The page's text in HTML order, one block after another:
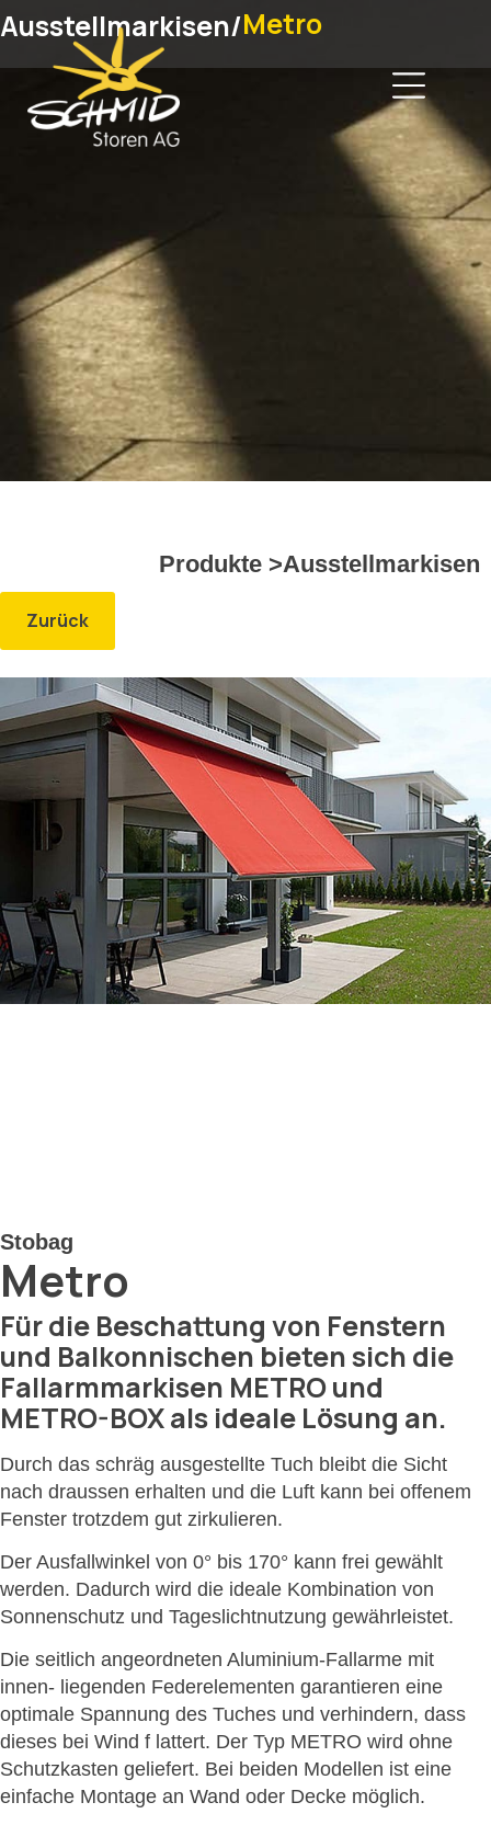
Beratung Verkauf Service
News
Ausstellmarkisen/Metro
Produkte >Ausstellmarkisen
Zurück
Stobag
Metro
Für die Beschattung von Fenstern
und Balkonnischen bieten sich die
Fallarmmarkisen METRO und
METRO-BOX als ideale Lösung an.
Durch das schräg ausgestellte Tuch bleibt die Sicht
nach draussen erhalten und die Luft kann bei offenem
Fenster trotzdem gut zirkulieren.
Der Ausfallwinkel von 0° bis 170° kann frei gewählt
werden. Dadurch wird die ideale Kombination von
Sonnenschutz und Tageslichtnutzung gewährleistet.
Die seitlich angeordneten Aluminium-Fallarme mit
innen- liegenden Federelementen garantieren eine
optimale Spannung des Tuches und verhindern, dass
dieses bei Wind f lattert. Der Typ METRO wird ohne
Schutzkasten geliefert. Bei beiden Modellen ist eine
einfache Montage an Wand oder Decke möglich.